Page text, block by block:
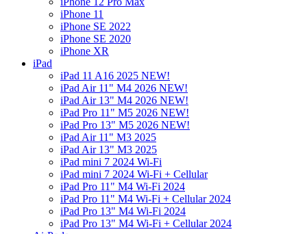
iPhone 11
iPhone SE 2022
iPhone SE 2020
iPhone XR
iPad
iPad 11 A16 2025 NEW!
iPad Air 11" M4 2026 NEW!
iPad Air 13" M4 2026 NEW!
iPad Pro 11" M5 2026 NEW!
iPad Pro 13" M5 2026 NEW!
iPad Air 11" M3 2025
iPad Air 13" M3 2025
iPad mini 7 2024 Wi-Fi
iPad mini 7 2024 Wi-Fi + Cellular
iPad Pro 11" M4 Wi-Fi 2024
iPad Pro 11" M4 Wi-Fi + Cellular 2024
iPad Pro 13" M4 Wi-Fi 2024
iPad Pro 13" M4 Wi-Fi + Cellular 2024